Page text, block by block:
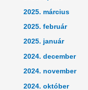
2025. március
2025. február
2025. január
2024. december
2024. november
2024. október